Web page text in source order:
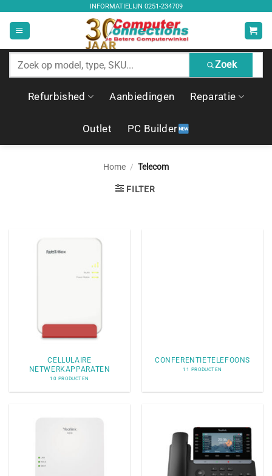
inhoud
INFORMATIELIJN 0251-234709
Zoek
producten
Zoek
Refurbished Aanbiedingen Reparatie
Outlet PC Builder
Home / Telecom
FILTER
CELLULAIRE
NETWERKAPPARATEN
10 PRODUCTEN
CONFERENTIETELEFOONS
11 PRODUCTEN